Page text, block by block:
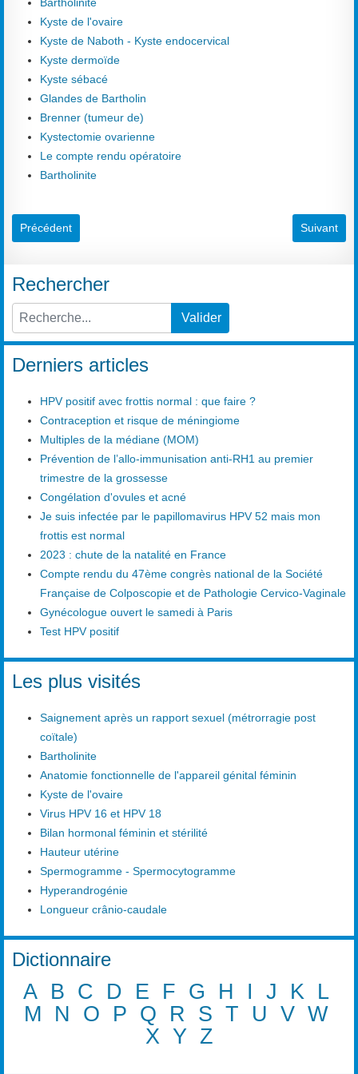
Kyste de l'ovaire
Kyste de Naboth - Kyste endocervical
Kyste dermoïde
Kyste sébacé
Glandes de Bartholin
Brenner (tumeur de)
Kystectomie ovarienne
Le compte rendu opératoire
Bartholinite
Article précédent : Terminologie du système Bethesda 2001
Précédent Article
Suivant
Rechercher
Type 2 or more characters for results.
Valider
Derniers articles
HPV positif avec frottis normal : que faire ?
Contraception et risque de méningiome
Multiples de la médiane (MOM)
Prévention de l’allo-immunisation anti-RH1 au premier
trimestre de la grossesse
Congélation d'ovules et acné
Je suis infectée par le papillomavirus HPV 52 mais mon
frottis est normal
2023 : chute de la natalité en France
Compte rendu du 47ème congrès national de la Société
Française de Colposcopie et de Pathologie Cervico-Vaginale
Gynécologue ouvert le samedi à Paris
Test HPV positif
Les plus visités
Saignement après un rapport sexuel (métrorragie post
coïtale)
Bartholinite
Anatomie fonctionnelle de l'appareil génital féminin
Kyste de l'ovaire
Virus HPV 16 et HPV 18
Bilan hormonal féminin et stérilité
Hauteur utérine
Spermogramme - Spermocytogramme
Hyperandrogénie
Longueur crânio-caudale
Dictionnaire
A B C D E F G H I J K
L
M
N O P Q R S T U V W
X Y Z